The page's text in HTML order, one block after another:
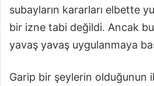
subayların kararları elbette
bir izne tabi değildi. Ancak
yavaş yavaş uygulanmaya
Garip bir şeylerin olduğunun